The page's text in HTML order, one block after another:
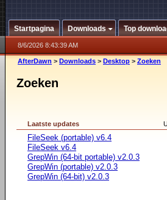
Startpagina Downloads Top
8/6/2026 8:43:39 AM
AfterDawn > Downloads > Desktop > Zoeken
Zoeken
Laatste updates
FileSeek (portable) v6.4
FileSeek v6.4
GrepWin (64-bit portable) v2.0.3
GrepWin (portable) v2.0.3
GrepWin (64-bit) v2.0.3